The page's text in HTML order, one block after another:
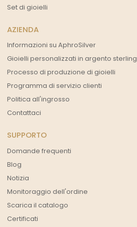
Set di gioielli
AZIENDA
Informazioni su AphroSilver
Gioielli personalizzati in argento sterling
Processo di produzione di gioielli
Programma di servizio clienti
Politica all'ingrosso
Contattaci
SUPPORTO
Domande frequenti
Blog
Notizia
Monitoraggio dell'ordine
Scarica il catalogo
Certificati